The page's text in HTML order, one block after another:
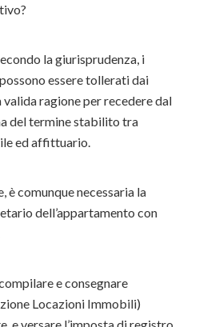
la giurisprudenza, i
essere tollerati dai
ragione per recedere dal
del termine stabilito tra
ed affittuario.
è comunque necessaria la
dell’appartamento con
e consegnare
Locazioni Immobili)
e versare l’imposta di registro